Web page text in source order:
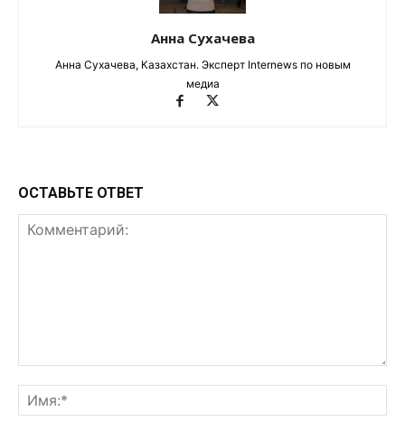
Анна Сухачева
Анна Сухачева, Казахстан. Эксперт Internews по новым
медиа
ОСТАВЬТЕ ОТВЕТ